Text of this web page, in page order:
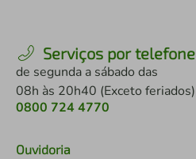
Serviços por telefone
de segunda a sábado das
08h às 20h40 (Exceto feriados)
0800 724 4770
Ouvidoria